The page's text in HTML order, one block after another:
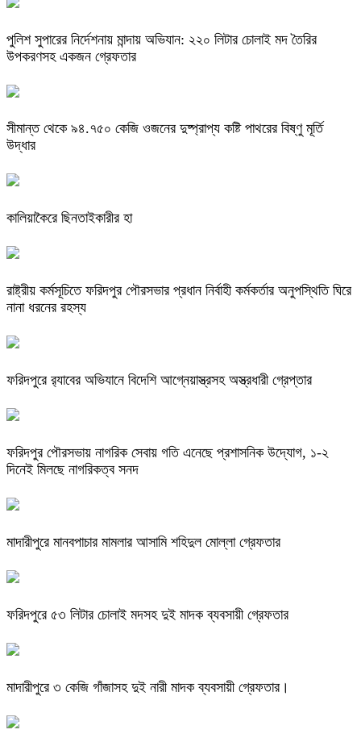
পুলিশ সুপারের নির্দেশনায় মান্দায় অভিযান: ২২০ লিটার চোলাই মদ তৈরির
উপকরণসহ একজন গ্রেফতার
সীমান্ত থেকে ৯৪.৭৫০ কেজি ওজনের দুষ্প্রাপ্য কষ্টি পাথরের বিষ্ণু মূর্তি
উদ্ধার
কালিয়াকৈরে ছিনতাইকারীর হা
রাষ্ট্রীয় কর্মসূচিতে ফরিদপুর পৌরসভার প্রধান নির্বাহী কর্মকর্তার অনুপস্থিতি ঘিরে
নানা ধরনের রহস্য
ফরিদপুরে র‌্যাবের অভিযানে বিদেশি আগ্নেয়াস্ত্রসহ অস্ত্রধারী গ্রেপ্তার
ফরিদপুর পৌরসভায় নাগরিক সেবায় গতি এনেছে প্রশাসনিক উদ্যোগ, ১-২
দিনেই মিলছে নাগরিকত্ব সনদ
মাদারীপুরে মানবপাচার মামলার আসামি শহিদুল মোল্লা গ্রেফতার
ফরিদপুরে ৫৩ লিটার চোলাই মদসহ দুই মাদক ব্যবসায়ী গ্রেফতার
মাদারীপুরে ৩ কেজি গাঁজাসহ দুই নারী মাদক ব্যবসায়ী গ্রেফতার।